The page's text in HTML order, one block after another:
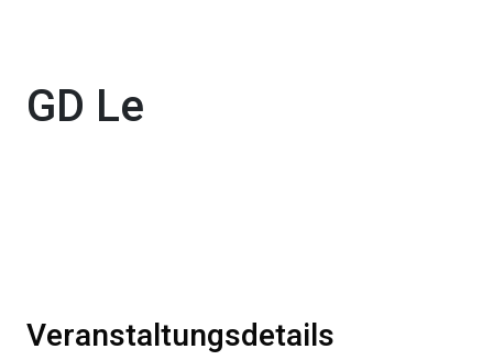
GD Le
Veranstaltungsdetails